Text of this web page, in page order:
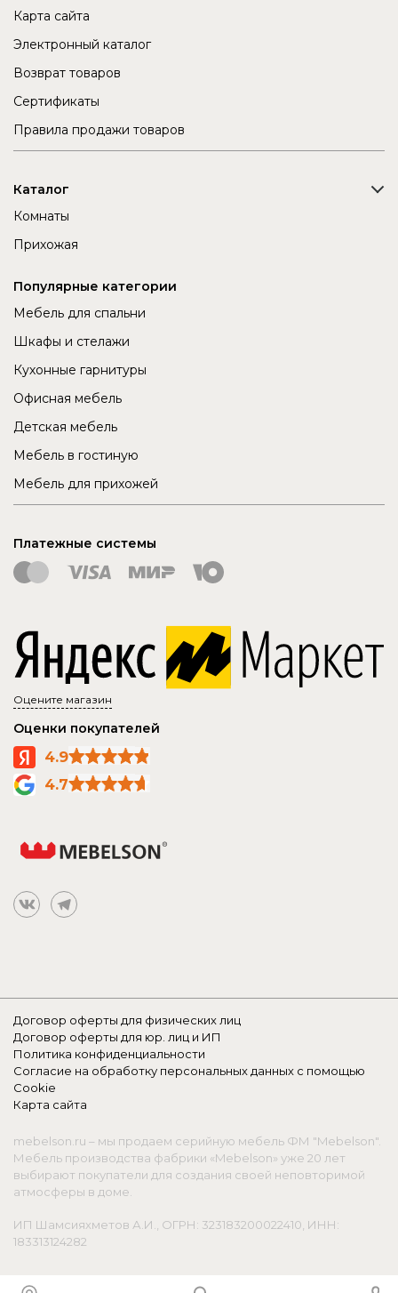
Карта сайта
Электронный каталог
Возврат товаров
Сертификаты
Правила продажи товаров
Каталог
Комнаты
Прихожая
Популярные категории
Мебель для спальни
Шкафы и стелажи
Кухонные гарнитуры
Офисная мебель
Детская мебель
Мебель в гостиную
Мебель для прихожей
Платежные системы
Оцените магазин
Оценки покупателей
4.9
4.7
Договор оферты для физических лиц
Договор оферты для юр. лиц и ИП
Политика конфиденциальности
Согласие на обработку персональных данных с помощью
Cookie
Карта сайта
mebelson.ru – мы продаем серийную мебель ФМ "Mebelson".
Мебель производства фабрики «Mebelson» уже 20 лет
выбирают покупатели для создания своей неповторимой
атмосферы в доме.
ИП Шамсияхметов А.И., ОГРН: 323183200022410, ИНН:
183313124282